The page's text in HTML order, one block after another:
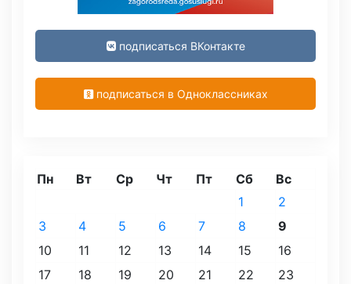
подписаться ВКонтакте
подписаться в Одноклассниках
Пн Вт Ср Чт Пт Сб Вс
1
2
3
4 5 6 7 8
9
10
11 12 13 14 15
16
17
18 19 20 21 22
23